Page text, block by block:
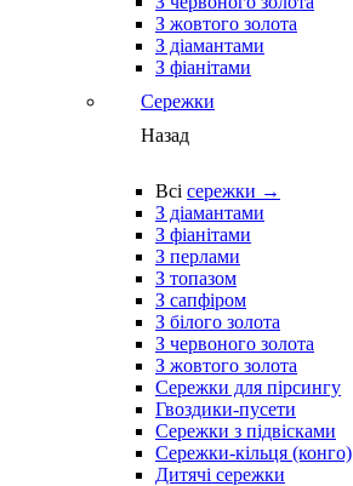
З жовтого золота
З діамантами
З фіанітами
Сережки
Назад
Всі сережки →
З діамантами
З фіанітами
З перлами
З топазом
З сапфіром
З білого золота
З червоного золота
З жовтого золота
Сережки для пірсингу
Гвоздики-пусети
Сережки з підвісками
Сережки-кільця (конго)
Дитячі сережки